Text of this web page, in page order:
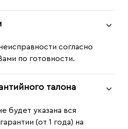
согласно
по готовности.
талона
будет указана вся
(от 1 года) на